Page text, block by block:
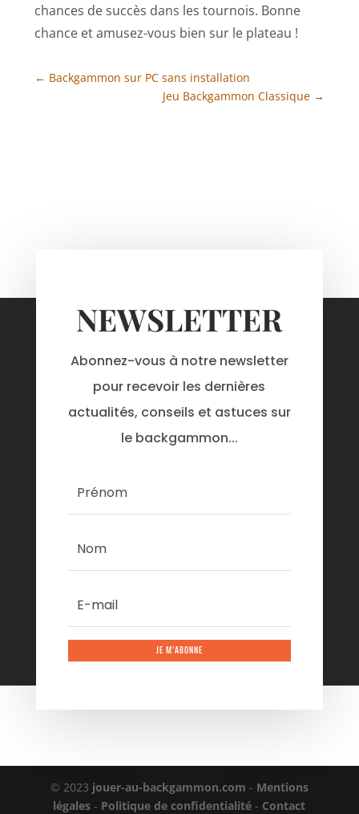
chances de succès dans les tournois. Bonne
chance et amusez-vous bien sur le plateau !
← Backgammon sur PC sans installation
Jeu Backgammon Classique→
NEWSLETTER
Abonnez-vous à notre newsletter
pour recevoir les dernières
actualités, conseils et astuces sur
le backgammon...
JE M'ABONNE
© 2023 jouer-au-backgammon.com - Mentions
légales - Politique de confidentialité - Contact